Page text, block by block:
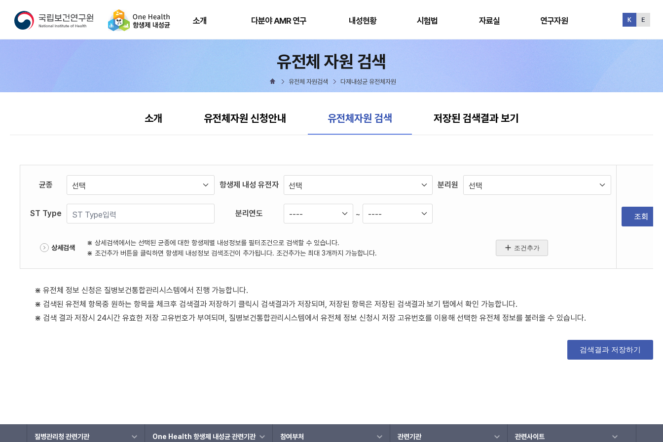
소개 다분야 AMR 연구 내성현황 시험법 자료실 연구자원
유전체 자원 검색
유전체 자원검색 다제내성균 유전체자원
소개 유전체자원 신청안내 현재 선택됨
유전체자원 검색 저장된 검색결과 보기
균종 항생제 내성 유전자 선택 분리원
ST Type 분리연도 ~
상세검색
⋇ 상세검색에서는 선택된 균종에 대한 항생제별 내성정보를 필터조건으로 검색할 수 있습니다.
⋇ 조건추가 버튼을 클릭하면 항생제 내성정보 검색조건이 추가됩니다. 조건추가는 최대 3개까지 가능합니다.
조건추가
조회
⋇ 유전체 정보 신청은 질병보건통합관리시스템에서 진행 가능합니다.
⋇ 검색된 유전체 항목중 원하는 항목을 체크후 검색결과 저장하기 클릭시 검색결과가 저장되며, 저장된 항목은 저장된 검색결과 보기 탭에서 확인 가능합니다.
⋇ 검색 결과 저장시 24시간 유효한 저장 고유번호가 부여되며, 질병보건통합관리시스템에서 유전체 정보 신청시 저장 고유번호를 이용해 선택한 유전체 정보를 불러올 수 있습니다.
검색결과 저장하기
질병관리청 관련기관 One Health 항생제 내성균 관련기관 참여부처 관련기관 관련사이트